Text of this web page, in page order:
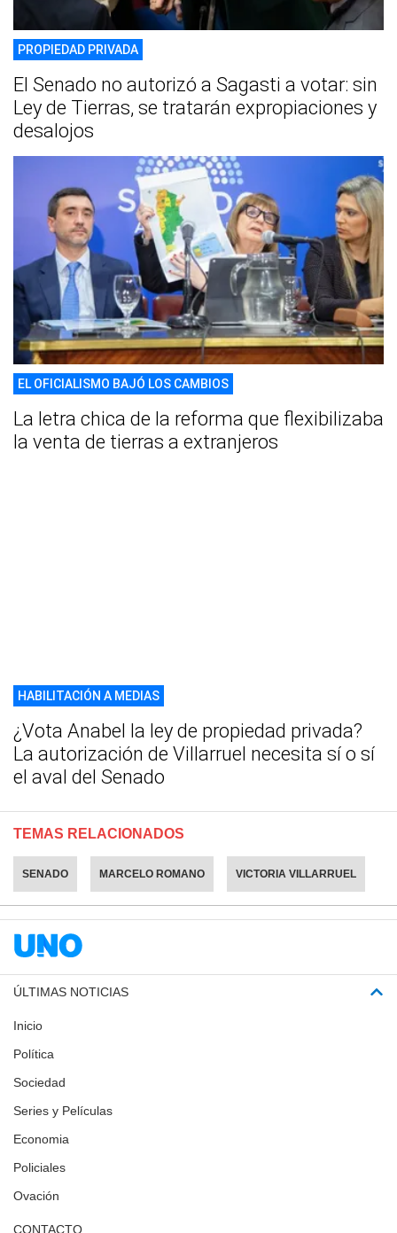
PROPIEDAD PRIVADA
El Senado no autorizó a Sagasti a votar: sin
Ley de Tierras, se tratarán expropiaciones y
desalojos
EL OFICIALISMO BAJÓ LOS CAMBIOS
La letra chica de la reforma que flexibilizaba
la venta de tierras a extranjeros
HABILITACIÓN A MEDIAS
¿Vota Anabel la ley de propiedad privada?
La autorización de Villarruel necesita sí o sí
el aval del Senado
TEMAS RELACIONADOS
SENADO MARCELO ROMANO VICTORIA VILLARRUEL
ÚLTIMAS NOTICIAS
Inicio
Política
Sociedad
Series y Películas
Economia
Policiales
Ovación
CONTACTO